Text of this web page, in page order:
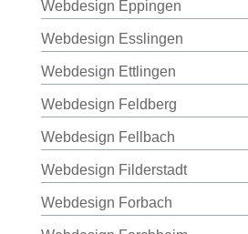
Webdesign Eppingen
Webdesign Esslingen
Webdesign Ettlingen
Webdesign Feldberg
Webdesign Fellbach
Webdesign Filderstadt
Webdesign Forbach